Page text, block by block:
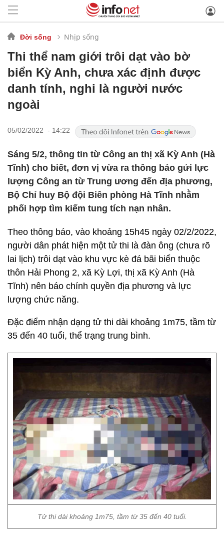
Đời sống Nhịp sống
Thi thể nam giới trôi dạt vào bờ
biển Kỳ Anh, chưa xác định được
danh tính, nghi là người nước
ngoài
05/02/2022 - 14:22
Sáng 5/2, thông tin từ Công an thị xã Kỳ Anh (Hà
Tĩnh) cho biết, đơn vị vừa ra thông báo gửi lực
lượng Công an từ Trung ương đến địa phương,
Bộ Chỉ huy Bộ đội Biên phòng Hà Tĩnh nhằm
phối hợp tìm kiếm tung tích nạn nhân.
Theo thông báo, vào khoảng 15h45 ngày 02/2/2022,
người dân phát hiện một tử thi là đàn ông (chưa rõ
lai lịch) trôi dạt vào khu vực kè đá bãi biển thuộc
thôn Hải Phong 2, xã Kỳ Lợi, thị xã Kỳ Anh (Hà
Tĩnh) nên báo chính quyền địa phương và lực
lượng chức năng.
Đặc điểm nhận dạng tử thi dài khoảng 1m75, tầm từ
35 đến 40 tuổi, thể trạng trung bình.
Tử thi dài khoảng 1m75, tầm từ 35 đến 40 tuổi.